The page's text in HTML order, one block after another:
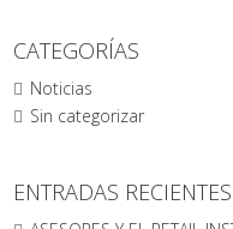
CATEGORÍAS
Noticias
Sin categorizar
ENTRADAS RECIENTES